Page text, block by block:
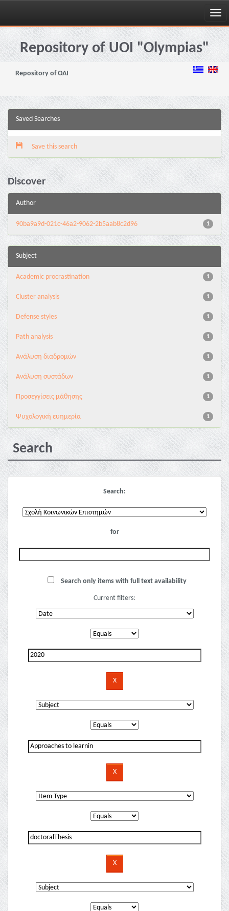
Skip
navigationRepository of UOI "Olympias"
Repository of OAI
Saved Searches
Save this search
Discover
Author
1
90ba9a9d-021c-46a2-9062-2b5aab8c2d96
Subject
1
Academic procrastination
1
Cluster analysis
1
Defense styles
1
Path analysis
1
Ανάλυση διαδρομών
1
Ανάλυση συστάδων
1
Προσεγγίσεις μάθησης
1
Ψυχολογική ευημερία
Search
Search:
for
Search only items with full text availability
Current filters: